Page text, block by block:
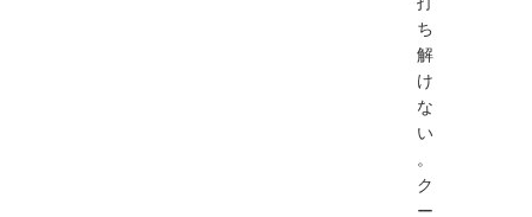
ち
解
け
な
い
。
ク
ー